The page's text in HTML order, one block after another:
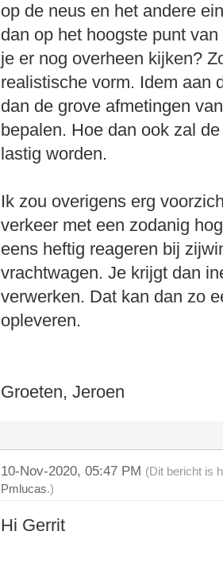
op de neus en het andere
dan op het hoogste punt
je er nog overheen kijken?
realistische vorm. Idem aan
dan de grove afmetingen
bepalen. Hoe dan ook zal
lastig worden.
Ik zou overigens erg
verkeer met een zodanig
eens heftig reageren bij
vrachtwagen. Je krijgt dan
verwerken. Dat kan dan zo
opleveren.
Groeten, Jeroen
10-Nov-2020, 05:47 PM (Dit bericht is
Pmlucas.)
Hi Gerrit